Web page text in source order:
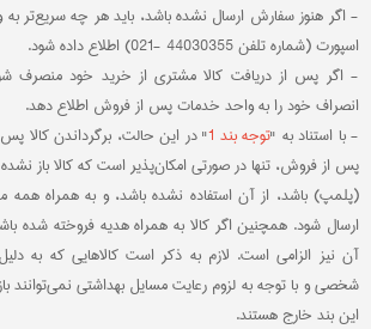
- اگر هنوز سفارش ارسال نشده باشد، باید هر چه سریع‏‌تر
اسپورت (شماره تلفن44030355 -021) اطلاع داده شود.
انصراف خود را به واحد خدمات پس از فروش اطلاع دهد.
- با استناد به "توجه بند 1 " در این حالت، برگرداندن کالا
پس از فروش، تنها در صورتی امکان‌پذیر است که کالا باز
(پلمپ) باشد، از آن استفاده نشده باشد، و به همراه همه
ارسال شود. همچنین اگر کالا به‌ همراه هدیه فروخته شده
آن نیز الزامی است. لازم به ذکر است کالاهایی که به
شخصی و با توجه به لزوم رعایت مسایل بهداشتی نمی‌توانند
این بند خارج هستند.